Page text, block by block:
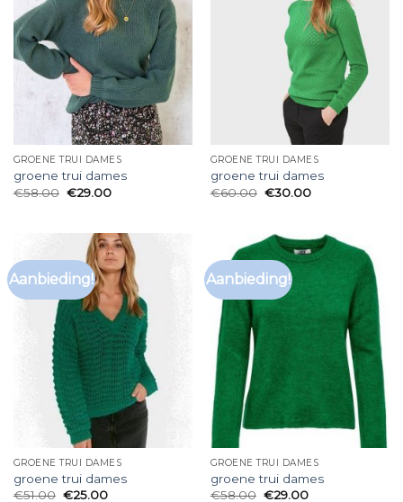
GROENE TRUI DAMES
groene trui dames
€58.00 €29.00
GROENE TRUI DAMES
groene trui dames
€60.00 €30.00
Aanbieding!
GROENE TRUI DAMES
groene trui dames
€51.00 €25.00
Aanbieding!
GROENE TRUI DAMES
groene trui dames
€58.00 €29.00